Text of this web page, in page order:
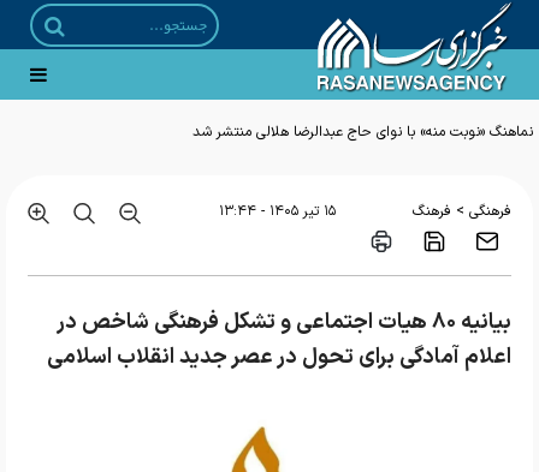
نماهنگ «نوبت منه» با نوای حاج عبدالرضا هلالی منتشر شد
فرهنگی > فرهنگ ۱۵ تير ۱۴۰۵ - ۱۳:۴۴
بیانیه ۸۰ هیات اجتماعی و تشکل‌ فرهنگی شاخص در
اعلام آمادگی برای تحول در عصر جدید انقلاب اسلامی